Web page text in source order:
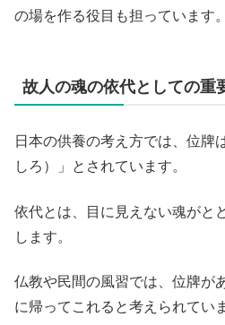
の場を作る役目も担っています。
故人の魂の依代としての重
日本の供養の考え方では、位牌
しろ）」とされています。
依代とは、目に見えない魂がと
します。
仏教や民間の風習では、位牌が
に帰ってこれると考えられてい